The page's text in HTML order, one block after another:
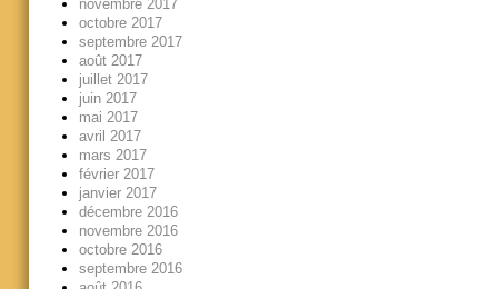
novembre 2017
octobre 2017
septembre 2017
août 2017
juillet 2017
juin 2017
mai 2017
avril 2017
mars 2017
février 2017
janvier 2017
décembre 2016
novembre 2016
octobre 2016
septembre 2016